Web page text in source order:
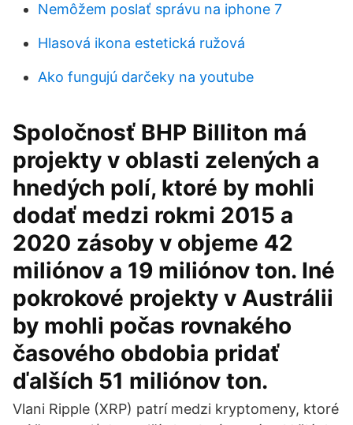
Nemôžem poslať správu na iphone 7
Hlasová ikona estetická ružová
Ako fungujú darčeky na youtube
Spoločnosť BHP Billiton má
projekty v oblasti zelených a
hnedých polí, ktoré by mohli
dodať medzi rokmi 2015 a
2020 zásoby v objeme 42
miliónov a 19 miliónov ton. Iné
pokrokové projekty v Austrálii
by mohli počas rovnakého
časového obdobia pridať
ďalších 51 miliónov ton.
Vlani Ripple (XRP) patrí medzi kryptomeny, ktoré